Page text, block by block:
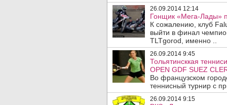
26.09.2014 12:14
Гонщик «Мега-Лады»
К сожалению, клуб
выйти в финал
TLTgorod, именно ..
26.09.2014 9:45
Тольятинсккая
OPEN GDF SUEZ
Во французском
теннисный турнир с
26.09.2014 9:15